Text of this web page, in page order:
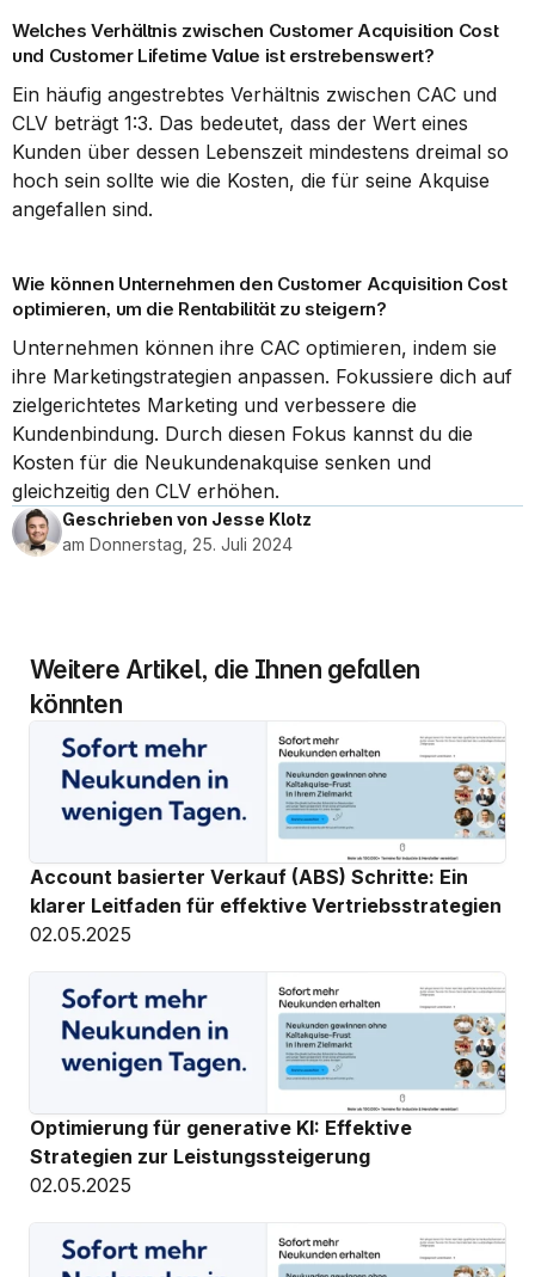
Welches Verhältnis zwischen Customer Acquisition Cost
und Customer Lifetime Value ist erstrebenswert?
Ein häufig angestrebtes Verhältnis zwischen CAC und
CLV beträgt 1:3. Das bedeutet, dass der Wert eines
Kunden über dessen Lebenszeit mindestens dreimal so
hoch sein sollte wie die Kosten, die für seine Akquise
angefallen sind.
Wie können Unternehmen den Customer Acquisition Cost
optimieren, um die Rentabilität zu steigern?
Unternehmen können ihre CAC optimieren, indem sie
ihre Marketingstrategien anpassen. Fokussiere dich auf
zielgerichtetes Marketing und verbessere die
Kundenbindung. Durch diesen Fokus kannst du die
Kosten für die Neukundenakquise senken und
gleichzeitig den CLV erhöhen.
Geschrieben von Jesse Klotz
am Donnerstag, 25. Juli 2024
Weitere Artikel, die Ihnen gefallen
könnten
Account basierter Verkauf (ABS) Schritte: Ein
klarer Leitfaden für effektive Vertriebsstrategien
02.05.2025
Optimierung für generative KI: Effektive
Strategien zur Leistungssteigerung
02.05.2025